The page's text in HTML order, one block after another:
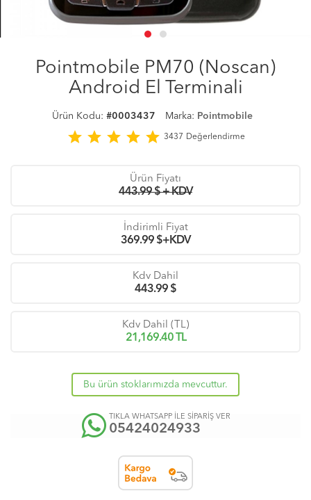
Pointmobile PM70 (Noscan)
Android El Terminali
Ürün Kodu: #0003437 Marka: Pointmobile
star star star star star 3437 Değerlendirme
Ürün Fiyatı
443.99 $ + KDV
İndirimli Fiyat
369.99 $+KDV
Kdv Dahil
443.99 $
Kdv Dahil (TL)
21,169.40TL
Bu ürün stoklarımızda mevcuttur.
TIKLA WHATSAPP İLE SİPARİŞ VER
05424024933